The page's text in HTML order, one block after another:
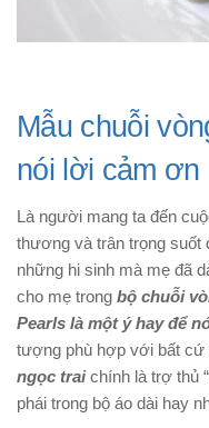
Mẫu chuỗi
nói lời cảm ơn
Là người mang ta đến
thương và trân trọng
những hi sinh mà mẹ đã
cho mẹ trong bộ chuỗi
Pearls là một ý hay để
tượng phù hợp với bất cứ
ngọc traichính là trợ thủ
phái trong bộ áo dài hay